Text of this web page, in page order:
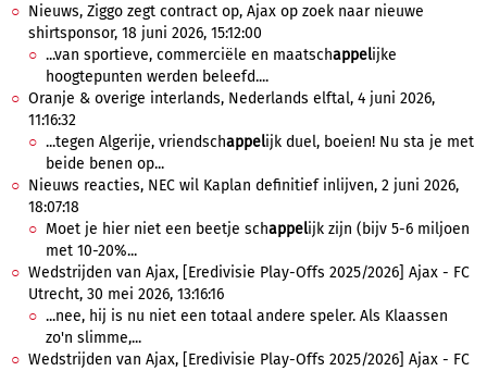
Nieuws, Ziggo zegt contract op, Ajax op zoek naar nieuwe
shirtsponsor, 18 juni 2026, 15:12:00
...van sportieve, commerciële en maatschappelijke
hoogtepunten werden beleefd....
Oranje & overige interlands, Nederlands elftal, 4 juni 2026,
11:16:32
...tegen Algerije, vriendschappelijk duel, boeien! Nu sta je met
beide benen op...
Nieuws reacties, NEC wil Kaplan definitief inlijven, 2 juni 2026,
18:07:18
Moet je hier niet een beetje schappelijk zijn (bijv 5-6 miljoen
met 10-20%...
Wedstrijden van Ajax, [Eredivisie Play-Offs 2025/2026] Ajax - FC
Utrecht, 30 mei 2026, 13:16:16
...nee, hij is nu niet een totaal andere speler. Als Klaassen
zo'n slimme,...
Wedstrijden van Ajax, [Eredivisie Play-Offs 2025/2026] Ajax - FC